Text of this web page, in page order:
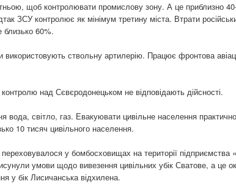
щоб контролювати промислову зону. А це приблизно 40-
ЗСУ контролює як мінімум третину міста. Втрати
близько 60%.
використовують ствольну артилерію. Працює фронтова
над Сєвєродонецьком не відповідають дійсності.
вода, світло, газ. Евакуювати цивільне населення
10 тисяч цивільного населення.
у бомбосховищах на території підприємства
умови щодо вивезення цивільних убік Сватове, а це
у бік Лисичанська відхилена.